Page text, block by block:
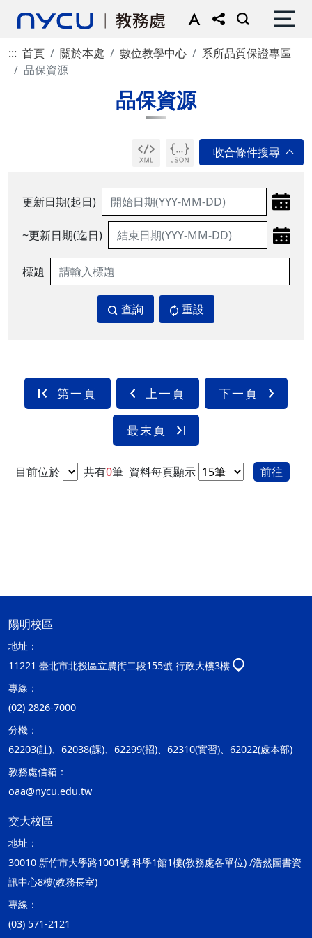
::: 首頁 關於本處 數位教學中心
系所品質保證專區
品保資源
品保資源
更新日期(起日)
~更新日期(迄日)
標題
查詢 重設
第一頁 上一頁 下一頁
最末頁
目前位於 共有0筆 資料每頁顯示 前往
陽明校區
地址：
11221 臺北市北投區立農街二段155號 行政大樓3樓
專線：
(02) 2826-7000
分機：
62203(註)、62038(課)、62299(招)、62310(實習)、62022(處本部)
教務處信箱：
oaa@nycu.edu.tw
交大校區
地址：
30010 新竹市大學路1001號 科學1館1樓(教務處各單位) /浩然圖書資
訊中心8樓(教務長室)
專線：
(03) 571-2121